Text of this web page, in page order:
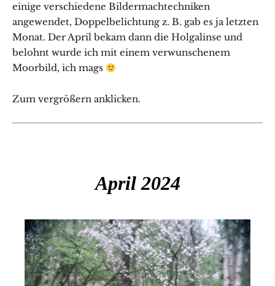
einige verschiedene Bildermachtechniken
angewendet, Doppelbelichtung z. B. gab es ja letzten
Monat. Der April bekam dann die Holgalinse und
belohnt wurde ich mit einem verwunschenem
Moorbild, ich mags
Zum vergrößern anklicken.
April 2024